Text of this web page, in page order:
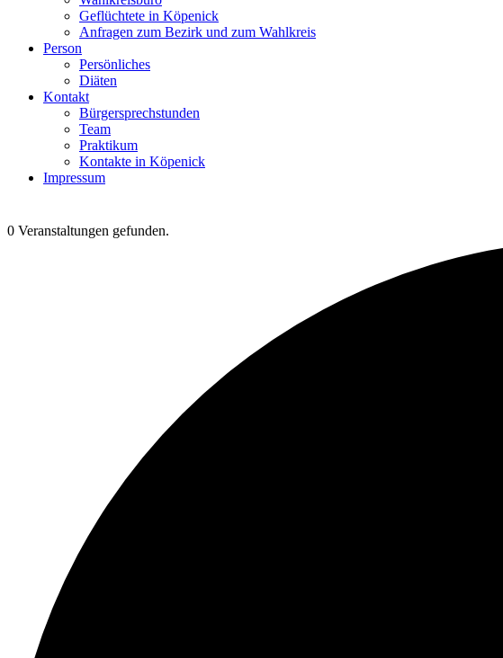
Geflüchtete in Köpenick
Anfragen zum Bezirk und zum Wahlkreis
Person
Persönliches
Diäten
Kontakt
Bürgersprechstunden
Team
Praktikum
Kontakte in Köpenick
Impressum
0 Veranstaltungen gefunden.